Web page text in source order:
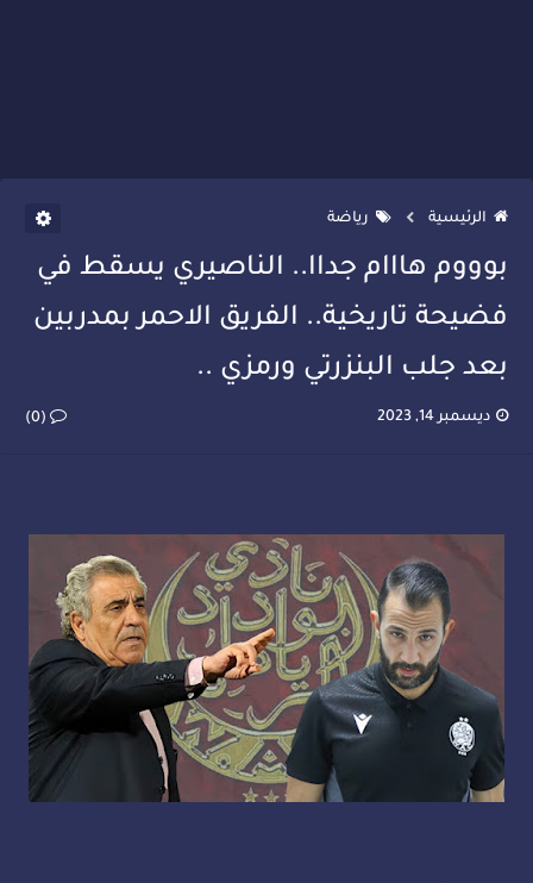
الرئيسية رياضة
بوووم هااام جداا.. الناصيري يسقط في
فضيحة تاريخية.. الفريق الاحمر بمدربين
بعد جلب البنزرتي ورمزي ..
ديسمبر 14, 2023 (0)